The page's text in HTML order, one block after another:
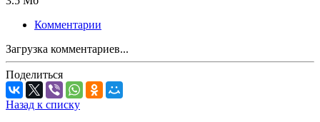
Комментарии
Загрузка комментариев...
Поделиться
Назад к списку